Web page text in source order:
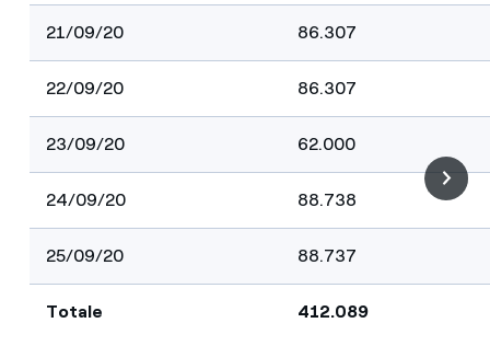
21/09/20 86.307
22/09/20 86.307
23/09/20 62.000
24/09/20 88.738
25/09/20 88.737
Totale 412.089